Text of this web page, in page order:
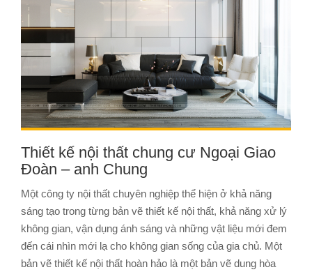
Thiết kế nội thất chung cư Ngoại Giao
Đoàn – anh Chung
Một công ty nội thất chuyên nghiệp thể hiện ở khả năng
sáng tạo trong từng bản vẽ thiết kế nội thất, khả năng xử lý
không gian, vận dụng ánh sáng và những vật liệu mới đem
đến cái nhìn mới lạ cho không gian sống của gia chủ. Một
bản vẽ thiết kế nội thất hoàn hảo là một bản vẽ dung hòa